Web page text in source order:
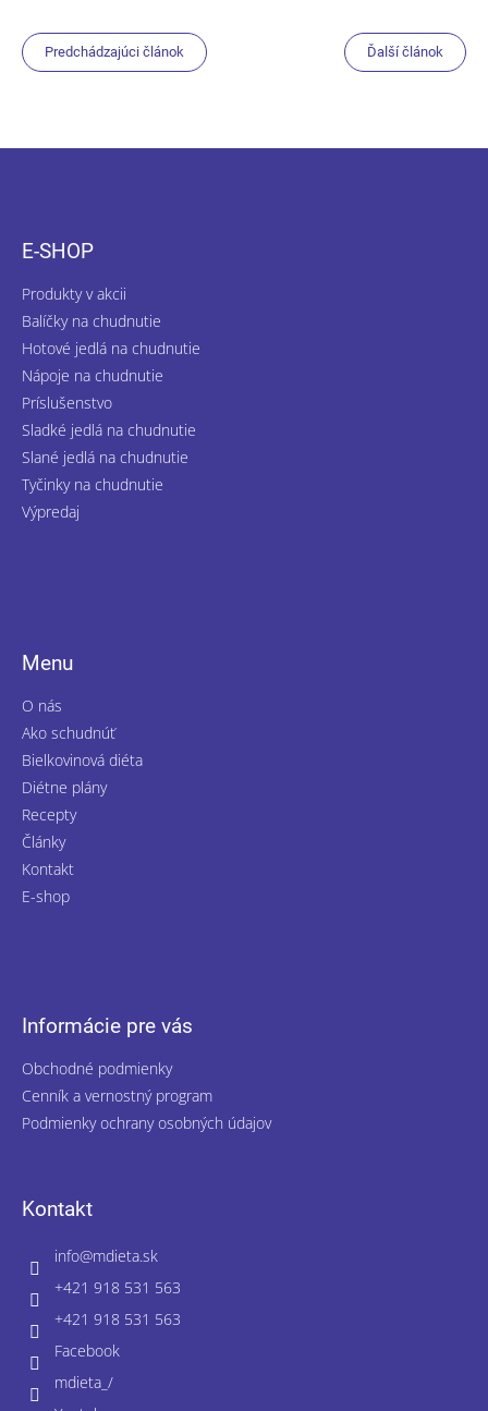
Predchádzajúci článok Ďalší článok
E-SHOP
Produkty v akcii
Balíčky na chudnutie
Hotové jedlá na chudnutie
Nápoje na chudnutie
Príslušenstvo
Sladké jedlá na chudnutie
Slané jedlá na chudnutie
Tyčinky na chudnutie
Výpredaj
Menu
O nás
Ako schudnúť
Bielkovinová diéta
Diétne plány
Recepty
Články
Kontakt
E-shop
Informácie pre vás
Obchodné podmienky
Cenník a vernostný program
Podmienky ochrany osobných údajov
Kontakt
info@mdieta.sk
+421 918 531 563
+421 918 531 563
Facebook
mdieta_/